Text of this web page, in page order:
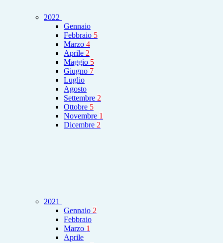
2022
Gennaio
Febbraio 5
Marzo 4
Aprile 2
Maggio 5
Giugno 7
Luglio
Agosto
Settembre 2
Ottobre 5
Novembre 1
Dicembre 2
2021
Gennaio 2
Febbraio
Marzo 1
Aprile